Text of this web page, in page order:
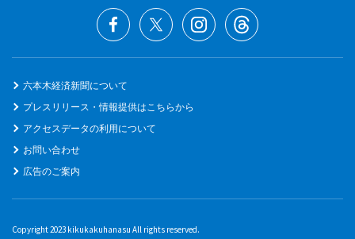
六本木経済新聞について
プレスリリース・情報提供はこちらから
アクセスデータの利用について
お問い合わせ
広告のご案内
Copyright 2023 kikukakuhanasu All rights reserved.